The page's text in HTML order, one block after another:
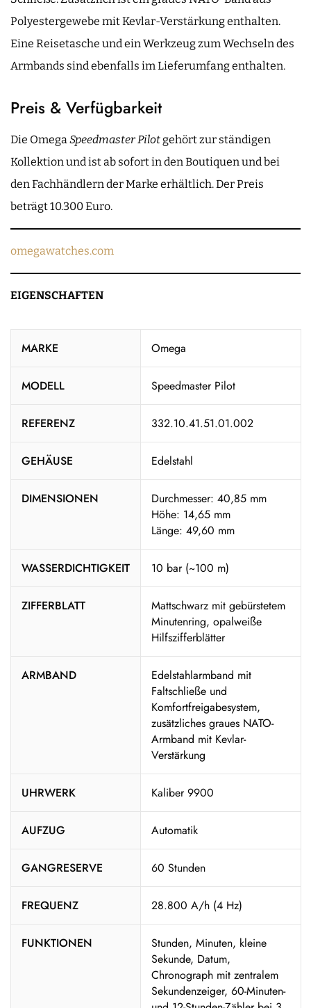
Polyestergewebe mit Kevlar-Verstärkung enthalten.
Eine Reisetasche und ein Werkzeug zum Wechseln des
Armbands sind ebenfalls im Lieferumfang enthalten.
Preis & Verfügbarkeit
Die OmegaSpeedmaster Pilotgehört zur ständigen
Kollektion und ist ab sofort in den Boutiquen und bei
den Fachhändlern der Marke erhältlich. Der Preis
beträgt 10.300 Euro.
omegawatches.com
EIGENSCHAFTEN
MARKE Omega
MODELL Speedmaster Pilot
REFERENZ 332.10.41.51.01.002
GEHÄUSE Edelstahl
DIMENSIONEN
Durchmesser: 40,85 mm
Höhe: 14,65 mm
Länge: 49,60 mm
WASSERDICHTIGKEIT 10 bar (~100 m)
ZIFFERBLATT
Mattschwarz mit gebürstetem
Minutenring, opalweiße
Hilfszifferblätter
ARMBAND
Edelstahlarmband mit
Faltschließe und
Komfortfreigabesystem,
zusätzliches graues NATO-
Armband mit Kevlar-
Verstärkung
UHRWERK Kaliber 9900
AUFZUG Automatik
GANGRESERVE 60 Stunden
FREQUENZ 28.800 A/h (4 Hz)
FUNKTIONEN
Stunden, Minuten, kleine
Sekunde, Datum,
Chronograph mit zentralem
Sekundenzeiger, 60-Minuten-